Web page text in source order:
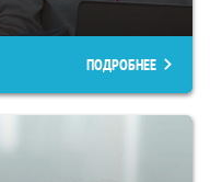
ПОДРОБНЕЕ